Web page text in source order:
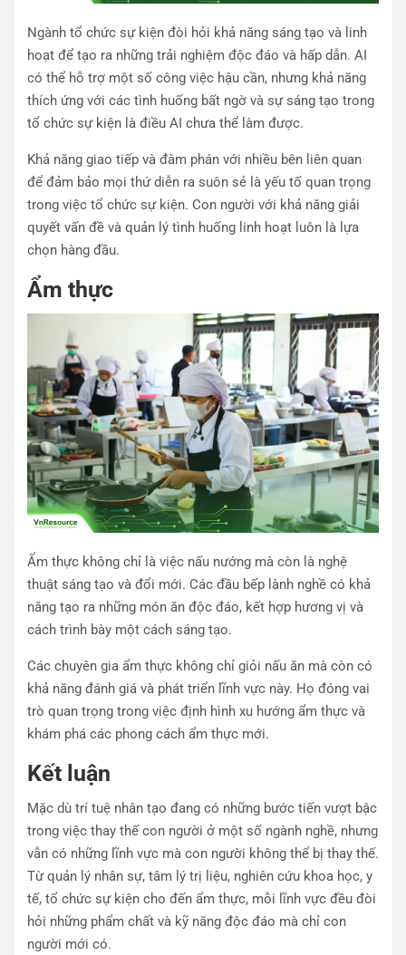
Ngành tổ chức sự kiện đòi hỏi khả năng sáng tạo và linh
hoạt để tạo ra những trải nghiệm độc đáo và hấp dẫn. AI
có thể hỗ trợ một số công việc hậu cần, nhưng khả năng
thích ứng với các tình huống bất ngờ và sự sáng tạo trong
tổ chức sự kiện là điều AI chưa thể làm được.
Khả năng giao tiếp và đàm phán với nhiều bên liên quan
để đảm bảo mọi thứ diễn ra suôn sẻ là yếu tố quan trọng
trong việc tổ chức sự kiện. Con người với khả năng giải
quyết vấn đề và quản lý tình huống linh hoạt luôn là lựa
chọn hàng đầu.
Ẩm thực
Ẩm thực không chỉ là việc nấu nướng mà còn là nghệ
thuật sáng tạo và đổi mới. Các đầu bếp lành nghề có khả
năng tạo ra những món ăn độc đáo, kết hợp hương vị và
cách trình bày một cách sáng tạo.
Các chuyên gia ẩm thực không chỉ giỏi nấu ăn mà còn có
khả năng đánh giá và phát triển lĩnh vực này. Họ đóng vai
trò quan trọng trong việc định hình xu hướng ẩm thực và
khám phá các phong cách ẩm thực mới.
Kết luận
Mặc dù trí tuệ nhân tạo đang có những bước tiến vượt bậc
trong việc thay thế con người ở một số ngành nghề, nhưng
vẫn có những lĩnh vực mà con người không thể bị thay thế.
Từ quản lý nhân sự, tâm lý trị liệu, nghiên cứu khoa học, y
tế, tổ chức sự kiện cho đến ẩm thực, mỗi lĩnh vực đều đòi
hỏi những phẩm chất và kỹ năng độc đáo mà chỉ con
người mới có.